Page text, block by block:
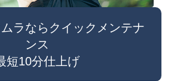
ラならクイックメンテナ
ンス
短10分仕上げ